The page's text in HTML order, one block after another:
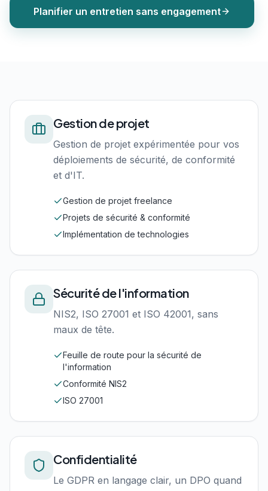
Planifier un entretien sans engagement
Gestion de projet
Gestion de projet expérimentée pour vos
déploiements de sécurité, de conformité
et d'IT.
Gestion de projet freelance
Projets de sécurité & conformité
Implémentation de technologies
Sécurité de l'information
NIS2, ISO 27001 et ISO 42001, sans
maux de tête.
Feuille de route pour la sécurité de
l'information
Conformité NIS2
ISO 27001
Confidentialité
Le GDPR en langage clair, un DPO quand